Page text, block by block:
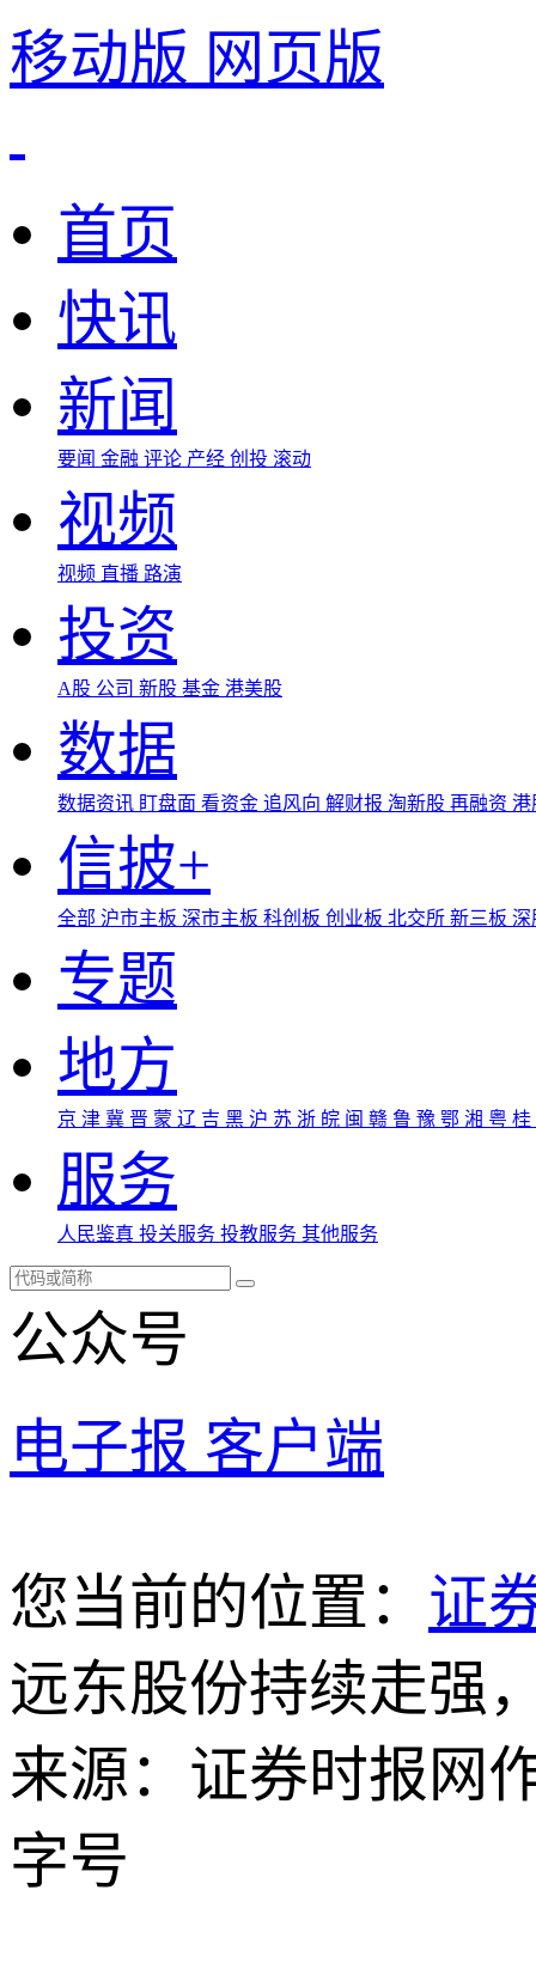
移动版 网页版
首页
快讯
新闻
要闻 金融 评论 产经 创投 滚动
视频
视频 直播 路演
投资
A股 公司 新股 基金 港美股
数据
数据资讯 盯盘面 看资金 追风向 解财报 淘新股 再融资
信披+
全部 沪市主板 深市主板 科创板 创业板 北交所 新三板
专题
地方
京 津 冀 晋 蒙 辽 吉 黑 沪 苏 浙 皖 闽 赣 鲁 豫 鄂 湘 粤 桂
服务
人民鉴真 投关服务 投教服务 其他服务
公众号
电子报 客户端
您当前的位置： 证
远东股份持续走强
来源：证券时报网
字号